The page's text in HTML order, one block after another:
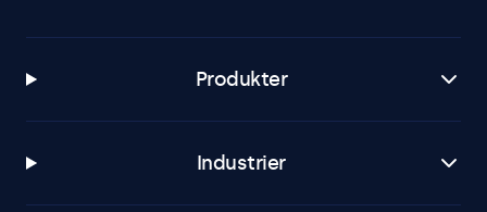
Produkter
Industrier